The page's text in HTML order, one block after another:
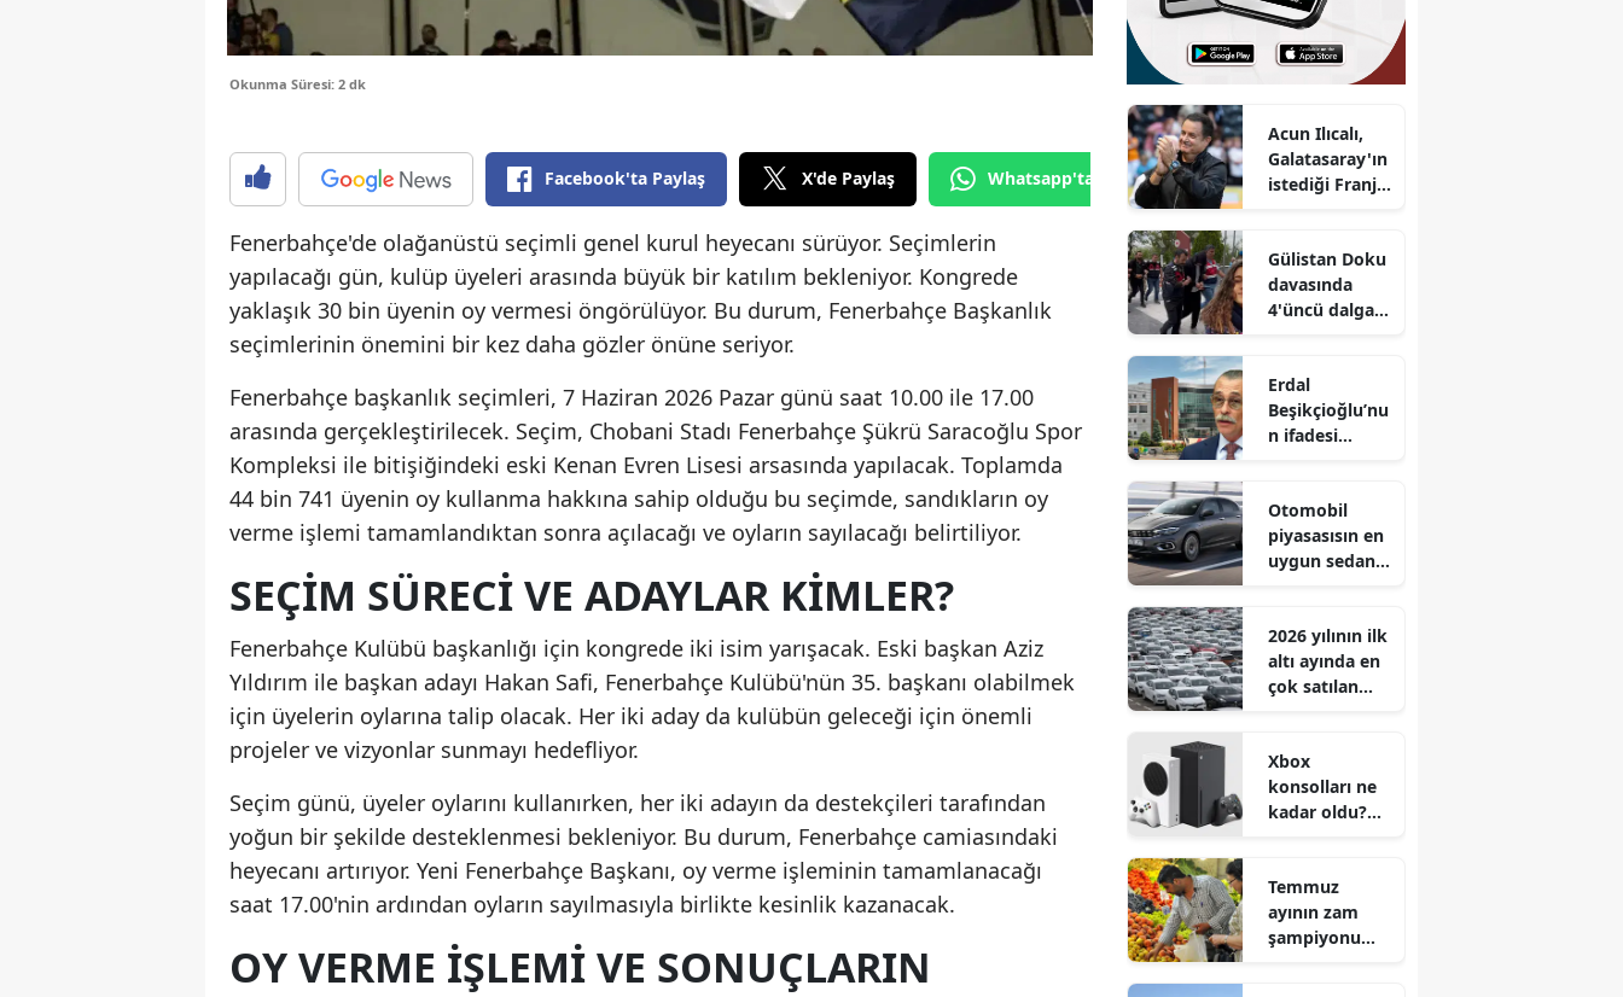
Diyarbakır
Erzincan
Eskişehir
Gaziantep
Gümüşhane
Hakkari
Hatay
İstanbul
İzmir
Kastamonu
Kayseri
Kırklareli
Kırşehir
Okunma Süresi: 2 dk
Facebook'ta Paylaş X'de Paylaş Whatsapp'tan Gönder
Fenerbahçe'de olağanüstü seçimli genel kurul heyecanı sürüyor. Seçimlerin
yapılacağı gün, kulüp üyeleri arasında büyük bir katılım bekleniyor. Kongrede
yaklaşık 30 bin üyenin oy vermesi öngörülüyor. Bu durum, Fenerbahçe Başkanlık
seçimlerinin önemini bir kez daha gözler önüne seriyor.
Fenerbahçe başkanlık seçimleri, 7 Haziran 2026 Pazar günü saat 10.00 ile 17.00
arasında gerçekleştirilecek. Seçim, Chobani Stadı Fenerbahçe Şükrü Saracoğlu Spor
Kompleksi ile bitişiğindeki eski Kenan Evren Lisesi arsasında yapılacak. Toplamda
44 bin 741 üyenin oy kullanma hakkına sahip olduğu bu seçimde, sandıkların oy
verme işlemi tamamlandıktan sonra açılacağı ve oyların sayılacağı belirtiliyor.
SEÇIM SÜRECI VE ADAYLAR KIMLER?
Fenerbahçe Kulübü başkanlığı için kongrede iki isim yarışacak. Eski başkan Aziz
Yıldırım ile başkan adayı Hakan Safi, Fenerbahçe Kulübü'nün 35. başkanı olabilmek
için üyelerin oylarına talip olacak. Her iki aday da kulübün geleceği için önemli
projeler ve vizyonlar sunmayı hedefliyor.
Seçim günü, üyeler oylarını kullanırken, her iki adayın da destekçileri tarafından
yoğun bir şekilde desteklenmesi bekleniyor. Bu durum, Fenerbahçe camiasındaki
heyecanı artırıyor. Yeni Fenerbahçe Başkanı, oy verme işleminin tamamlanacağı
saat 17.00'nin ardından oyların sayılmasıyla birlikte kesinlik kazanacak.
OY VERME İŞLEMI VE SONUÇLARIN
Acun Ilıcalı,
Galatasaray'ın
istediği Franjo
Gülistan Doku
davasında
4'üncü dalga
Erdal
Beşikçioğlu’nu
n ifadesi
milyon TL
Otomobil
piyasasısın en
uygun sedan
80.900 TL daha
ucuz!
2026 yılının ilk
altı ayında en
çok satılan
oldu
Xbox
konsolları ne
kadar oldu?
Temmuz
ayının zam
şampiyonu